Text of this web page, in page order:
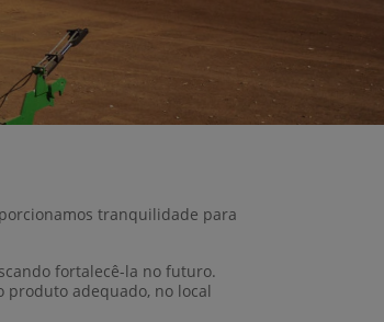
tranquilidade para
fortalecê-la no futuro.
produto adequado, no local